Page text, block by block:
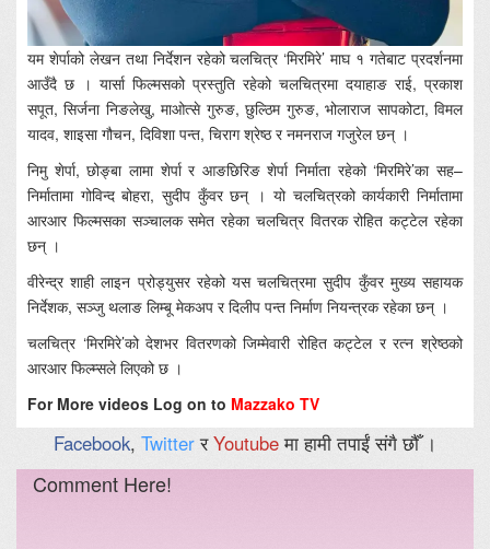
यम शेर्पाको लेखन तथा निर्देशन रहेको चलचित्र ‘मिरमिरे’ माघ १ गतेबाट प्रदर्शनमा
आउँदै छ । यार्सा फिल्मसको प्रस्तुति रहेको चलचित्रमा दयाहाङ राई, प्रकाश
सपूत, सिर्जना निङलेखु, माओत्से गुरुङ, छुल्ठिम गुरुङ, भोलाराज सापकोटा, विमल
यादव, शाइसा गौचन, दिविशा पन्त, चिराग श्रेष्ठ र नमनराज गजुरेल छन् ।
निमु शेर्पा, छोङ्बा लामा शेर्पा र आङछिरिङ शेर्पा निर्माता रहेको ‘मिरमिरे’का सह–
निर्मातामा गोविन्द बोहरा, सुदीप कुँवर छन् । यो चलचित्रको कार्यकारी निर्मातामा
आरआर फिल्मसका सञ्चालक समेत रहेका चलचित्र वितरक रोहित कट्टेल रहेका
छन् ।
वीरेन्द्र शाही लाइन प्रोड्युसर रहेको यस चलचित्रमा सुदीप कुँवर मुख्य सहायक
निर्देशक, सञ्जु थलाङ लिम्बू मेकअप र दिलीप पन्त निर्माण नियन्त्रक रहेका छन् ।
चलचित्र ‘मिरमिरे’को देशभर वितरणको जिम्मेवारी रोहित कट्टेल र रत्न श्रेष्ठको
आरआर फिल्म्सले लिएको छ ।
For More videos Log on to Mazzako TV
Facebook, TwitterरYoutubeमा हामी तपाईं संगै छौँ ।
Comment Here!